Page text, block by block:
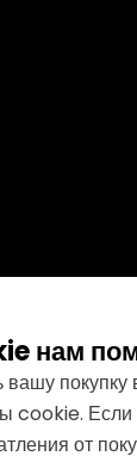
нам
вашу
cookie. Если
от